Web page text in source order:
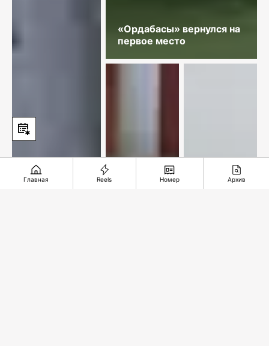
«Ордабасы» вернулся на
первое место
Главная Reels Номер Архив